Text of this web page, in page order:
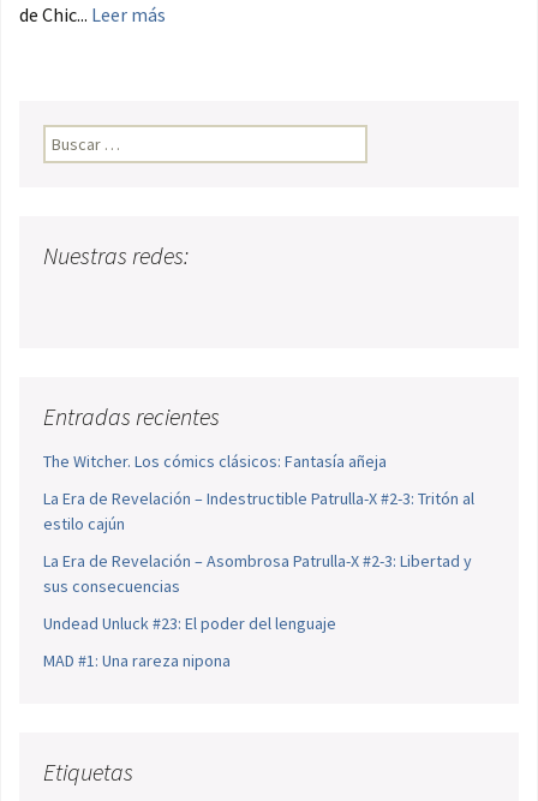
de Chic... Leer más
Buscar:
Nuestras redes:
Entradas recientes
The Witcher. Los cómics clásicos: Fantasía añeja
La Era de Revelación – Indestructible Patrulla-X #2-3: Tritón al
estilo cajún
La Era de Revelación – Asombrosa Patrulla-X #2-3: Libertad y
sus consecuencias
Undead Unluck #23: El poder del lenguaje
MAD #1: Una rareza nipona
Etiquetas